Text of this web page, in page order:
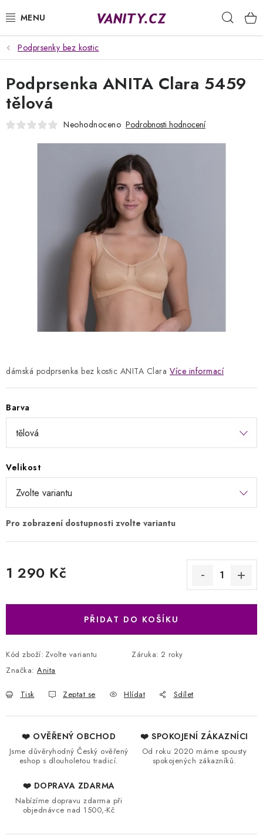
na
KABELKY
SPODNÍ PRÁDLO
PUNČOCHY
PYŽAMA
Jak nakupovat
Obchodní podmínky
Podmínky ochrany osobních údajů
Napište nám
Reklamace a vrácení zboží
Podprsenky bez kostic
dámská podprsenka bez kostic ANITA Clara Více informací
Barva
Velikost
1 290 Kč
PŘIDAT DO KOŠÍKU
Kód zboží: Zvolte variantu Záruka: 2 roky
Značka: Anita
Tisk Zeptat se Hlídat Sdílet
Podprsenka ANITA Clara 5459
tělová
Neohodnoceno Podrobnosti hodnocení
❤️ OVĚŘENÝ OBCHOD
Jsme důvěryhodný Český ověřený
eshop s dlouholetou tradicí.
❤️ SPOKOJENÍ ZÁKAZNÍCI
Od roku 2020 máme spousty
spokojených zákazníků.
❤️ DOPRAVA ZDARMA
Nabízíme dopravu zdarma při
objednávce nad 1500,-Kč